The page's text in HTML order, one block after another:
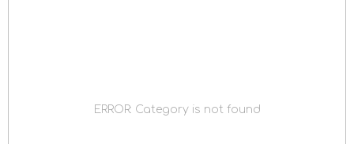
ERROR: Category is not found